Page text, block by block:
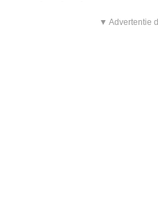
▼ Advertentie